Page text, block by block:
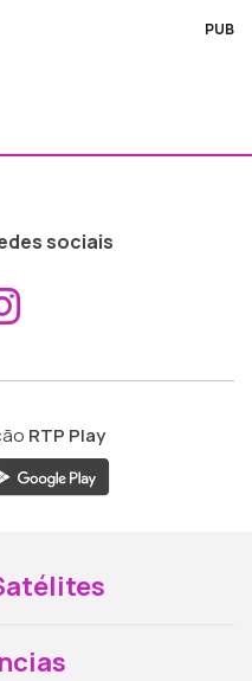
PUB
sociais
ao
RTP Play